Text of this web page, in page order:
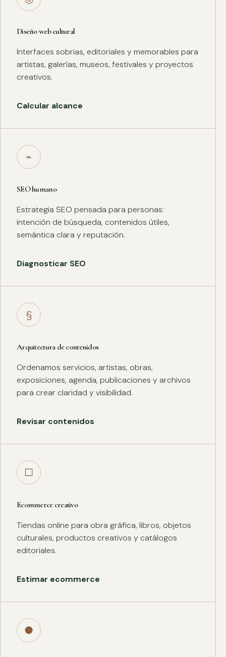
Diseño web cultural
Interfaces sobrias, editoriales y memorables para
artistas, galerías, museos, festivales y proyectos
creativos.
Calcular alcance
⌁
SEO humano
Estrategia SEO pensada para personas:
intención de búsqueda, contenidos útiles,
semántica clara y reputación.
Diagnosticar SEO
§
Arquitectura de contenidos
Ordenamos servicios, artistas, obras,
exposiciones, agenda, publicaciones y archivos
para crear claridad y visibilidad.
Revisar contenidos
□
Ecommerce creativo
Tiendas online para obra gráfica, libros, objetos
culturales, productos creativos y catálogos
editoriales.
Estimar ecommerce
●